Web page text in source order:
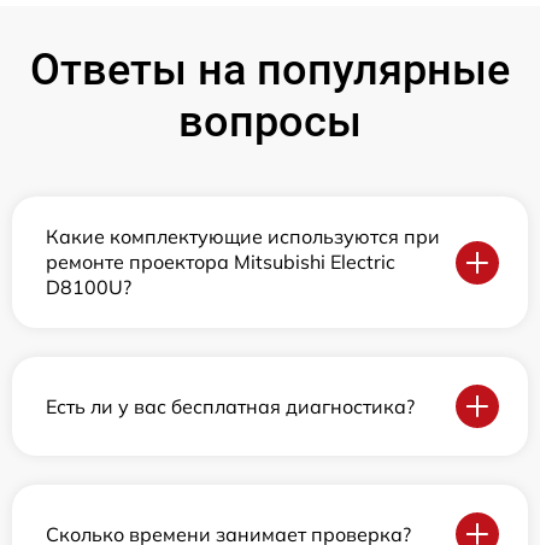
Ответы на популярные
вопросы
Какие комплектующие используются при
ремонте проектора Mitsubishi Electric
D8100U?
Есть ли у вас бесплатная диагностика?
Сколько времени занимает проверка?